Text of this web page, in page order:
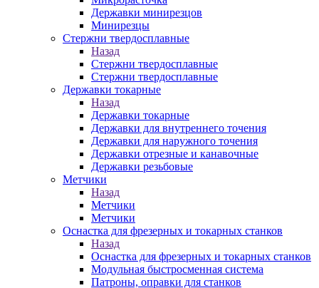
Державки минирезцов
Минирезцы
Стержни твердосплавные
Назад
Стержни твердосплавные
Стержни твердосплавные
Державки токарные
Назад
Державки токарные
Державки для внутреннего точения
Державки для наружного точения
Державки отрезные и канавочные
Державки резьбовые
Метчики
Назад
Метчики
Метчики
Оснастка для фрезерных и токарных станков
Назад
Оснастка для фрезерных и токарных станков
Модульная быстросменная система
Патроны, оправки для станков